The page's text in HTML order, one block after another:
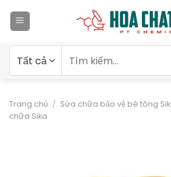
qua
kiếm:
Trang chủ / Sửa chữa bảo vệ bê tông
chữa Sika